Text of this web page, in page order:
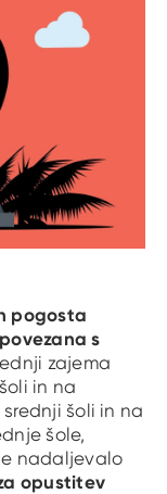
pogosta
s
zajema
in na
šoli in na
šole,
nadaljevalo
opustitev